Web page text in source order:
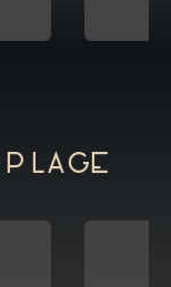
plage